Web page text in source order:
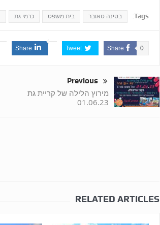
Tags: בטינה טאובר בית משפט כרמי גת
Share 0
Tweet
Share
Previous
מירוץ הלילה של קריית גת
01.06.23
RELATED ARTICLES